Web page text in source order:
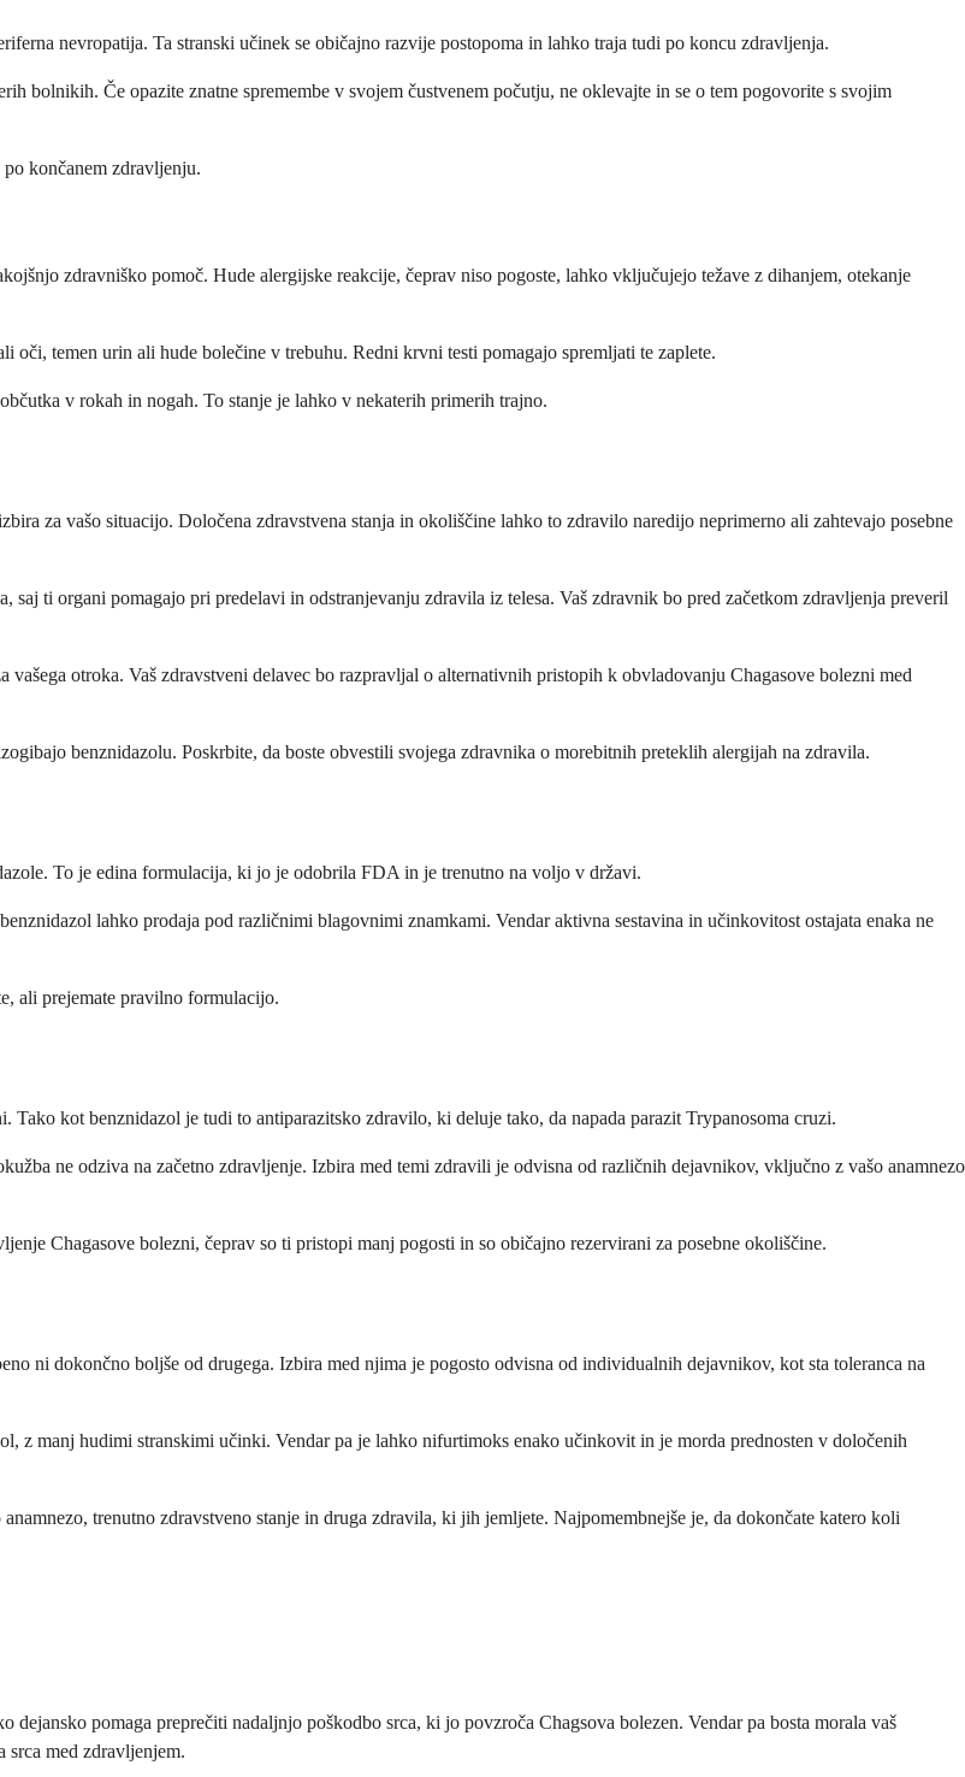
nevropatija. Ta stranski učinek se običajno razvije postopoma in lahko traja tudi po koncu zdravljenja.
bolnikih. Če opazite znatne spremembe v svojem čustvenem počutju, ne oklevajte in se o tem pogovorite s svojim
končanem zdravljenju.
zdravniško pomoč. Hude alergijske reakcije, čeprav niso pogoste, lahko vključujejo težave z dihanjem, otekanje
temen urin ali hude bolečine v trebuhu. Redni krvni testi pomagajo spremljati te zaplete.
v rokah in nogah. To stanje je lahko v nekaterih primerih trajno.
za vašo situacijo. Določena zdravstvena stanja in okoliščine lahko to zdravilo naredijo neprimerno ali zahtevajo posebne
ti organi pomagajo pri predelavi in odstranjevanju zdravila iz telesa. Vaš zdravnik bo pred začetkom zdravljenja preveril
otroka. Vaš zdravstveni delavec bo razpravljal o alternativnih pristopih k obvladovanju Chagasove bolezni med
benznidazolu. Poskrbite, da boste obvestili svojega zdravnika o morebitnih preteklih alergijah na zdravila.
To je edina formulacija, ki jo je odobrila FDA in je trenutno na voljo v državi.
lahko prodaja pod različnimi blagovnimi znamkami. Vendar aktivna sestavina in učinkovitost ostajata enaka ne
ali prejemate pravilno formulacijo.
kot benznidazol je tudi to antiparazitsko zdravilo, ki deluje tako, da napada parazit Trypanosoma cruzi.
ne odziva na začetno zdravljenje. Izbira med temi zdravili je odvisna od različnih dejavnikov, vključno z vašo anamnezo
Chagasove bolezni, čeprav so ti pristopi manj pogosti in so običajno rezervirani za posebne okoliščine.
ni dokončno boljše od drugega. Izbira med njima je pogosto odvisna od individualnih dejavnikov, kot sta toleranca na
z manj hudimi stranskimi učinki. Vendar pa je lahko nifurtimoks enako učinkovit in je morda prednosten v določenih
trenutno zdravstveno stanje in druga zdravila, ki jih jemljete. Najpomembnejše je, da dokončate katero koli
pomaga preprečiti nadaljnjo poškodbo srca, ki jo povzroča Chagsova bolezen. Vendar pa bosta morala vaš
srca med zdravljenjem.